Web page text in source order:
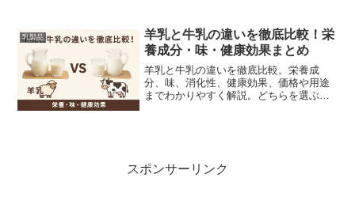
乳製品
羊乳と牛乳の違いを徹底比較！栄
養成分・味・健康効果まとめ
羊乳と牛乳の違いを徹底比較。栄養成
分、味、消化性、健康効果、価格や用途
までわかりやすく解説。どちらを選ぶべ
スポンサーリンク